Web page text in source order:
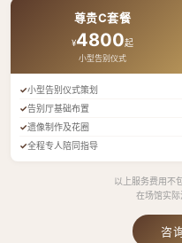
尊贵C套餐
¥4800起
小型告别仪式
小型告别仪式策划
告别厅基础布置
遗像制作及花圈
全程专人陪同指导
以上服务费用不
在场馆实
咨